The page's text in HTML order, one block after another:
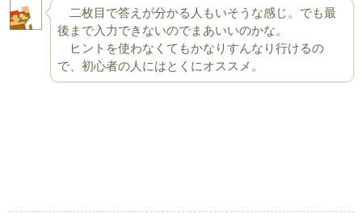
二枚目で答えが分かる人もいそうな感じ。でも最
後まで入力できないのでまあいいのかな。
ヒントを使わなくてもかなりすんなり行けるの
で、初心者の人にはとくにオススメ。